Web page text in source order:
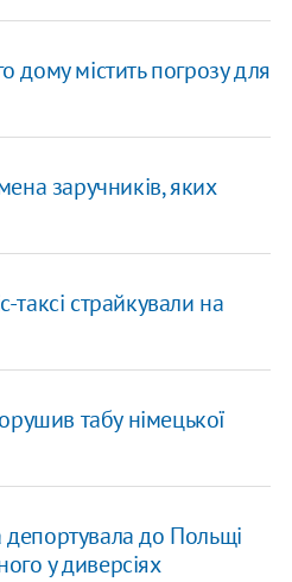
дому містить погрозу для
заручників, яких
таксі страйкували на
табу німецької
депортувала до Польщі
у диверсіях